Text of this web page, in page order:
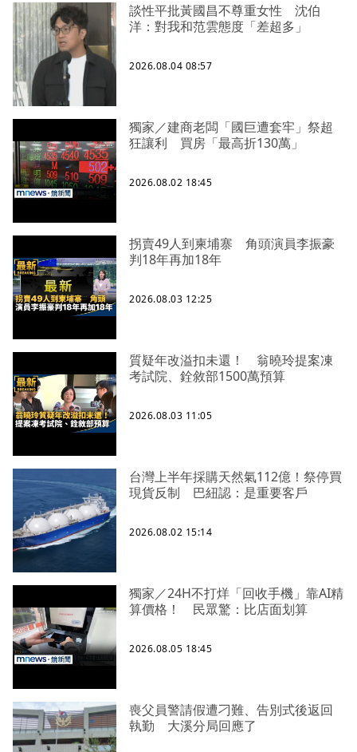
談性平批黃國昌不尊重女性 沈伯
洋：對我和范雲態度「差超多」
2026.08.04 08:57
獨家／建商老闆「國巨遭套牢」祭超
狂讓利 買房「最高折130萬」
2026.08.02 18:45
拐賣49人到柬埔寨 角頭演員李振豪
判18年再加18年
2026.08.03 12:25
質疑年改溢扣未還！ 翁曉玲提案凍
考試院、銓敘部1500萬預算
2026.08.03 11:05
台灣上半年採購天然氣112億！祭停買
現貨反制 巴紐認：是重要客戶
2026.08.02 15:14
獨家／24H不打烊「回收手機」靠AI精
算價格！ 民眾驚：比店面划算
2026.08.05 18:45
喪父員警請假遭刁難、告別式後返回
執勤 大溪分局回應了